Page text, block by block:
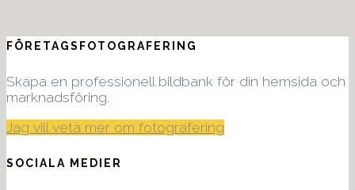
FÖRETAGSFOTOGRAFERING
Skapa en professionell bildbank för din hemsida och
marknadsföring.
Jag vill veta mer om fotografering
SOCIALA MEDIER